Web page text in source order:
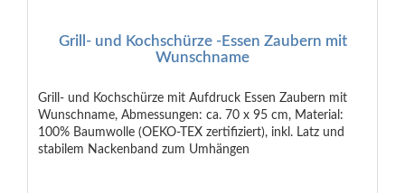
Grill- und Kochschürze -Essen Zaubern mit
Wunschname
Grill- und Kochschürze mit Aufdruck Essen Zaubern mit
Wunschname, Abmessungen: ca. 70 x 95 cm, Material:
100% Baumwolle (OEKO-TEX zertifiziert), inkl. Latz und
stabilem Nackenband zum Umhängen